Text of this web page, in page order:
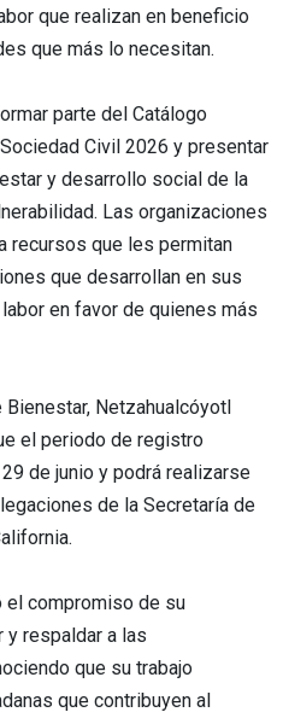
que realizan en beneficio
que más lo necesitan.
parte del Catálogo
Civil 2026 y presentar
y desarrollo social de la
Las organizaciones
recursos que les permitan
que desarrollan en sus
en favor de quienes más
Netzahualcóyotl
el periodo de registro
de junio y podrá realizarse
de la Secretaría de
el compromiso de su
y respaldar a las
que su trabajo
que contribuyen al